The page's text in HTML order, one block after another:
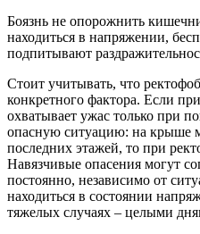
Боязнь не опорожнить
находиться в напряжении,
подпитывают
Стоит учитывать, что
конкретного фактора. Если
охватывает ужас только при
опасную ситуацию: на крыше
последних этажей, то при
Навязчивые опасения могут
постоянно, независимо от
находиться в состоянии
тяжелых случаях – целыми